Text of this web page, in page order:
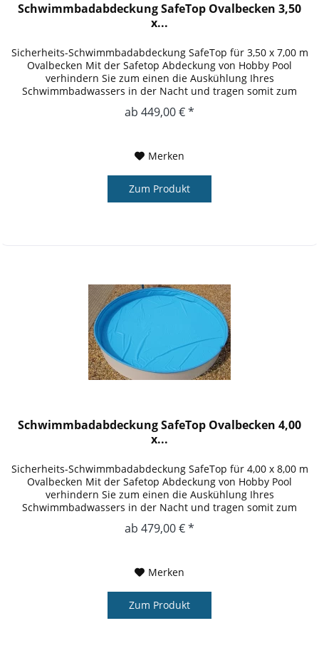
Schwimmbadabdeckung SafeTop Ovalbecken 3,50
x...
Sicherheits-Schwimmbadabdeckung SafeTop für 3,50 x 7,00 m
Ovalbecken Mit der Safetop Abdeckung von Hobby Pool
verhindern Sie zum einen die Auskühlung Ihres
Schwimmbadwassers in der Nacht und tragen somit zum
Umweltschutz bei und...
ab 449,00 € *
Merken
Zum Produkt
Schwimmbadabdeckung SafeTop Ovalbecken 4,00
x...
Sicherheits-Schwimmbadabdeckung SafeTop für 4,00 x 8,00 m
Ovalbecken Mit der Safetop Abdeckung von Hobby Pool
verhindern Sie zum einen die Auskühlung Ihres
Schwimmbadwassers in der Nacht und tragen somit zum
ab 479,00 € *
Merken
Zum Produkt